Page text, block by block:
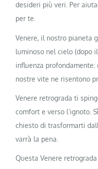
desideri più veri. Per
per te.
Venere, il nostro pianeta
luminoso nel cielo (dopo
influenza
nostre vite ne risentono
Venere retrograda ti
comfort e verso l’ignoto.
chiesto di trasformarti
varrà la pena.
Questa Venere